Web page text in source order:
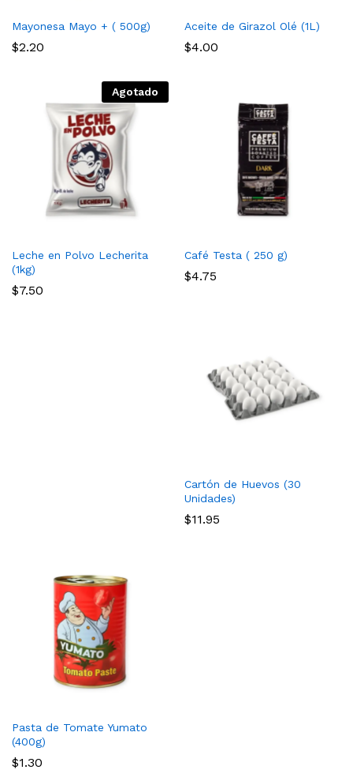
Mayonesa Mayo + ( 500g)
$2.20
Aceite de Girazol Olé (1L)
$4.00
Agotado
Leche en Polvo Lecherita
(1kg)
$7.50
Café Testa ( 250 g)
$4.75
Cartón de Huevos (30
Unidades)
$11.95
Pasta de Tomate Yumato
(400g)
$1.30